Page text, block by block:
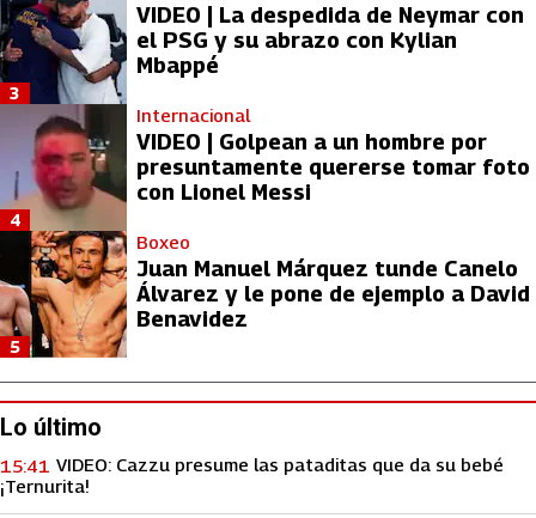
VIDEO | La despedida de Neymar con
el PSG y su abrazo con Kylian
Mbappé
3
Internacional
VIDEO | Golpean a un hombre por
presuntamente quererse tomar foto
con Lionel Messi
4
Boxeo
Juan Manuel Márquez tunde Canelo
Álvarez y le pone de ejemplo a David
Benavidez
5
Lo último
VIDEO: Cazzu presume las pataditas que da su bebé
¡Ternurita!
15:41